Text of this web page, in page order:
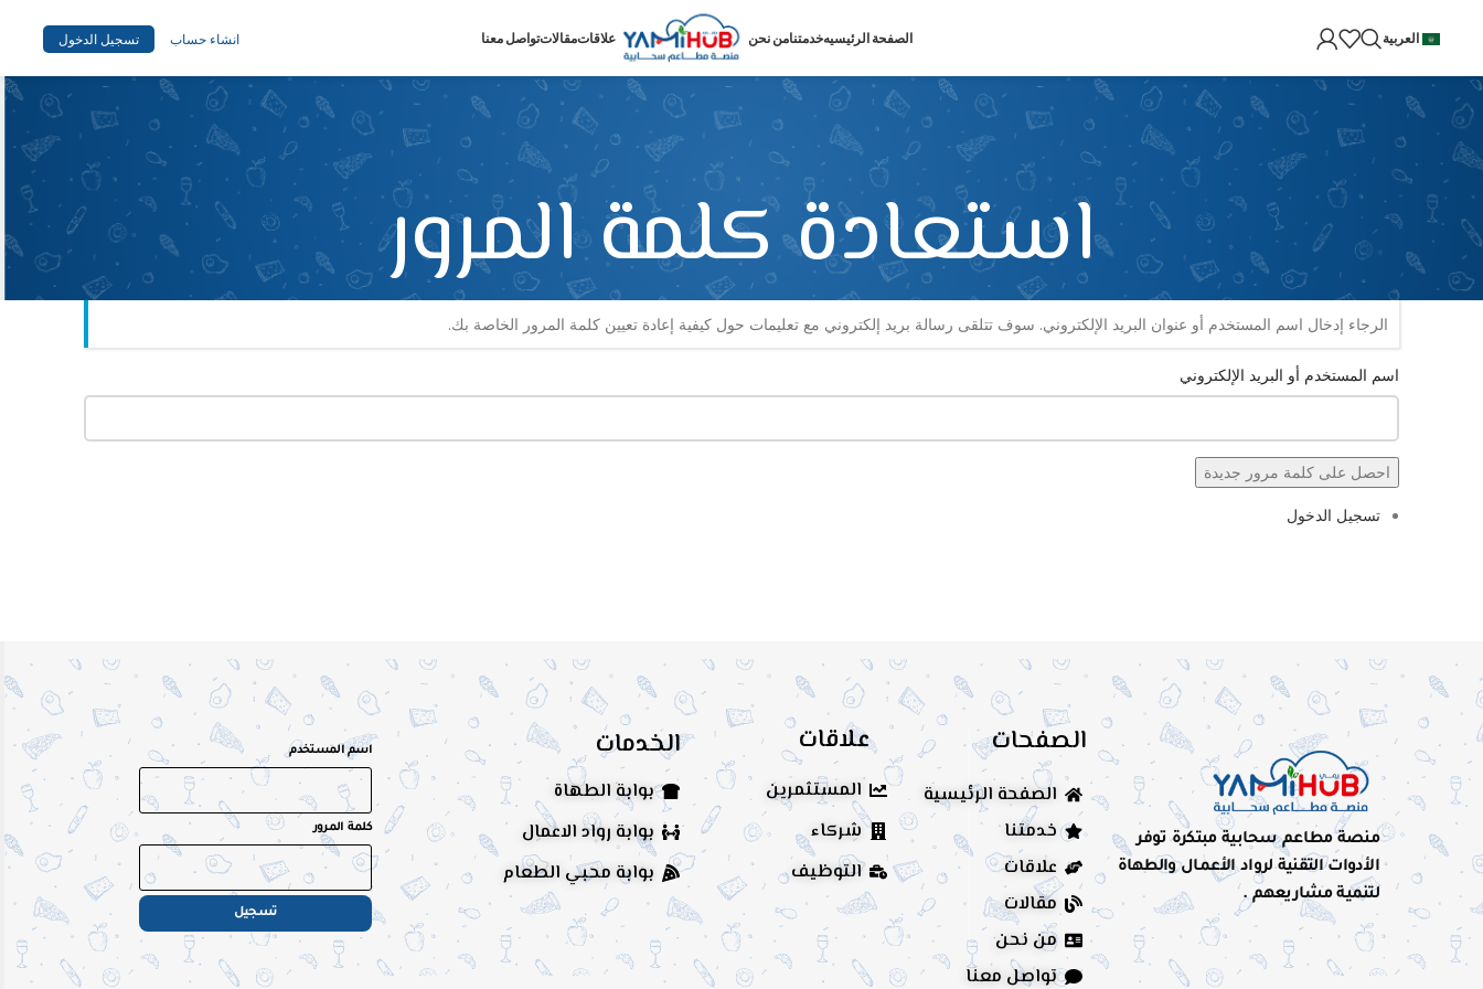
العربية الصفحة الرئيسيهخدمتنامن نحن علاقاتمقالاتتواصل معنا انشاء حساب تسجيل الدخول
استعادة كلمة المرور
الرجاء إدخال اسم المستخدم أو عنوان البريد الإلكتروني. سوف تتلقى رسالة بريد إلكتروني مع تعليمات حول كيفية إعادة تعيين كلمة المرور الخاصة بك.
اسم المستخدم أو البريد الإلكتروني
احصل على كلمة مرور جديدة
تسجيل الدخول
منصة مطاعم سحابية مبتكرة توفر
الأدوات التقنية لرواد الأعمال والطهاة
لتنمية مشاريعهم .
الصفحات علاقات الخدمات
الصفحة الرئيسية
خدمتنا
علاقات
مقالات
من نحن
تواصل معنا
المستثمرين
شركاء
التوظيف
بوابة الطهاة
بوابة رواد الاعمال
بوابة محبي الطعام
اسم المستخدم
كلمة المرور
تسجيل